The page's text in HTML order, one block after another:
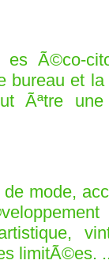
Ã©co-
bureau et
Ãªtre
mode,
limitÃ©es.